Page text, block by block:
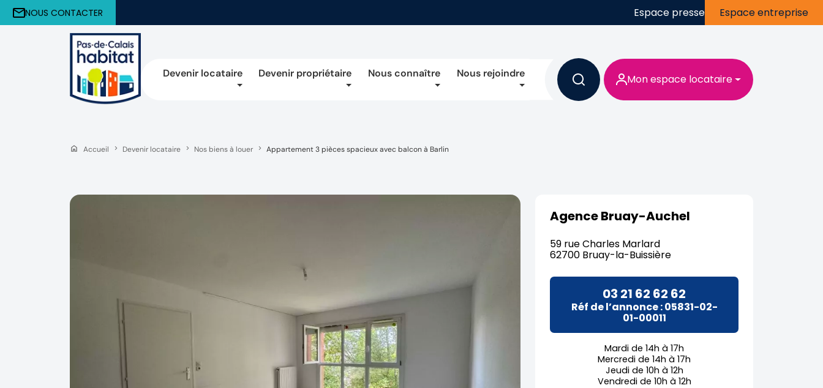
NOUS CONTACTER Espace presse Espace entreprise
Devenir locataire Devenir propriétaire Nous connaître Nous rejoindre Mon espace locataire
Accueil Devenir locataire Nos biens à louer Appartement 3 pièces spacieux avec balcon à Barlin
Agence Bruay-Auchel
59 rue Charles Marlard
62700 Bruay-la-Buissière
03 21 62 62 62
Réf de l’annonce : 05831-02-
01-00011
Mardi de 14h à 17h
Mercredi de 14h à 17h
Jeudi de 10h à 12h
Vendredi de 10h à 12h